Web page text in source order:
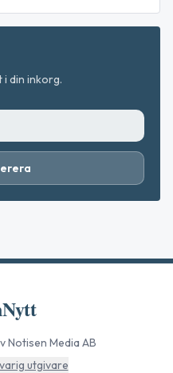
i din inkorg.
Notisen Media AB
utgivare